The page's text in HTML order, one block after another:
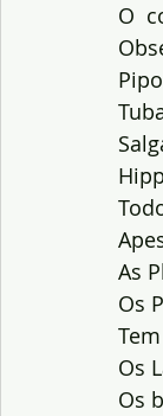
O
As
Os
Os
Os